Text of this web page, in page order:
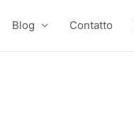
Blog Contatto